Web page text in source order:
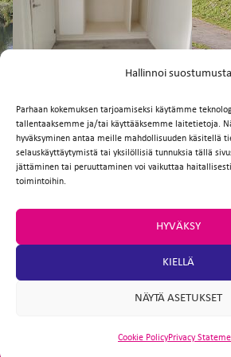
Hallinnoi suostumusta
Parhaan kokemuksen tarjoamiseksi käytämme
tallentaaksemme ja/tai käyttääksemme laitetietoja.
hyväksyminen antaa meille mahdollisuuden käsitellä
selauskäyttäytymistä tai yksilöllisiä tunnuksia tällä
jättäminen tai peruuttaminen voi vaikuttaa
toimintoihin.
HYVÄKSY
KIELLÄ
NÄYTÄ ASETUKSET
Cookie PolicyPrivacy
Facebook
TwitterEmailWhatsApp